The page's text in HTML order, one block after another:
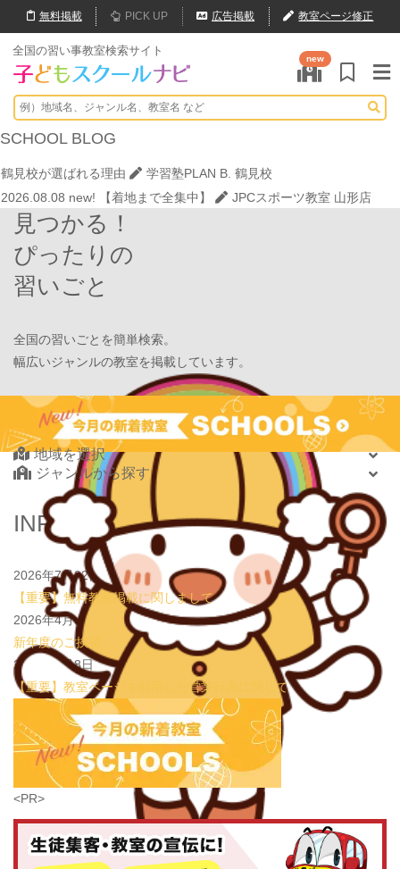
無料掲載 PICK UP 広告掲載 教室ページ修正
全国の習い事教室検索サイト
new
SCHOOL BLOG
2026.08.01 new! 心を育てる時間は今！1歳2歳
いのまた音楽教室
2026.08.09 new! なぜ1歳・2歳なの？本物は後から取り戻せない。
鶴見校が選ばれる理由
学習塾PLAN B. 鶴見校
2026.08.08 new! 【着地まで全集中】
JPCスポーツ教室 山形店
2026.08.01 new! 8月末開催【東京三鷹】光る衣装づくり＆ゾンビダン
スでハロウィンを楽しもう👻
2026.08.01 new!
【鶴見の受験生必見】偏差値38から早稲田・慶應に
大逆転合格！あえて「捨てた」3つの常識
2026.08.09 new! なぜ1歳・2歳なの？本物は後から取り戻せない。
いのまた音楽教室
ゼロからの勉強習慣でMARCH合格！学習塾PLAN B.
鶴見校が選ばれる理由
学習塾PLAN B. 鶴見校
2026.08.08
new! 【着地まで全集中】
JPCスポーツ教室 山形店
2026.08.01 new! 8月末開催【東京三鷹】光る衣装づくり＆ゾンビダン
スでハロウィンを楽しもう👻
表現教室そうぞう
2026.08.01 new! 【鶴見の受験生必見】偏差値38から早稲田・慶應に
大逆転合格！あえて「捨てた」3つの常識
学習塾PLAN B. 鶴見校
2026.08.01 new! 心を育てる時間は今！1歳2歳 いのまた音楽教室
見つかる！
ぴったりの
習いごと
全国の習いごとを簡単検索。
幅広いジャンルの教室を掲載しています。
子どもスクールナビ
Find Your School
地域を選択
北海道・東北
北海道
岩手県
宮城県
秋田県
山形県
福島県
関東
栃木県
群馬県
埼玉県
千葉県
東京都
神奈川県
ジャンルから探す
学習教室(5438)
INFORMATION
2026年7月22日
【重要】無料教室掲載に関しまして
2026年4月3日
新年度のご挨拶
2026年1月8日
【重要】教室ページを利用した営業行為に関して
<PR>